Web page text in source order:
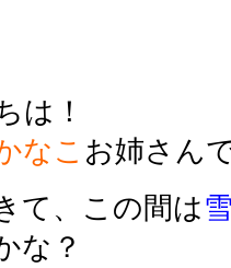
は！
なこ お姉さん
て、この間は
な？